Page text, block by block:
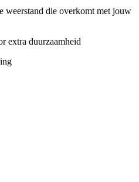
weerstand die overkomt met jouw
extra duurzaamheid